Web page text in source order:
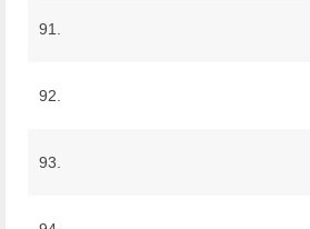
91.
92.
93.